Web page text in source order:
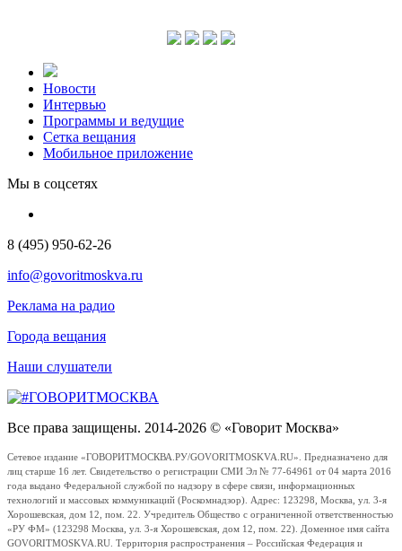
Новости
Интервью
Программы и ведущие
Сетка вещания
Мобильное приложение
Мы в соцсетях
8 (495) 950-62-26
info@govoritmoskva.ru
Реклама на радио
Города вещания
Наши слушатели
Все права защищены. 2014-2026 © «Говорит Москва»
Сетевое издание «ГОВОРИТМОСКВА.РУ/GOVORITMOSKVA.RU». Предназначено для
лиц старше 16 лет. Свидетельство о регистрации СМИ Эл № 77-64961 от 04 марта 2016
года выдано Федеральной службой по надзору в сфере связи, информационных
технологий и массовых коммуникаций (Роскомнадзор). Адрес: 123298, Москва, ул. 3-я
Хорошевская, дом 12, пом. 22. Учредитель Общество с ограниченной ответственностью
«РУ ФМ» (123298 Москва, ул. 3-я Хорошевская, дом 12, пом. 22). Доменное имя сайта
GOVORITMOSKVA.RU. Территория распространения – Российская Федерация и